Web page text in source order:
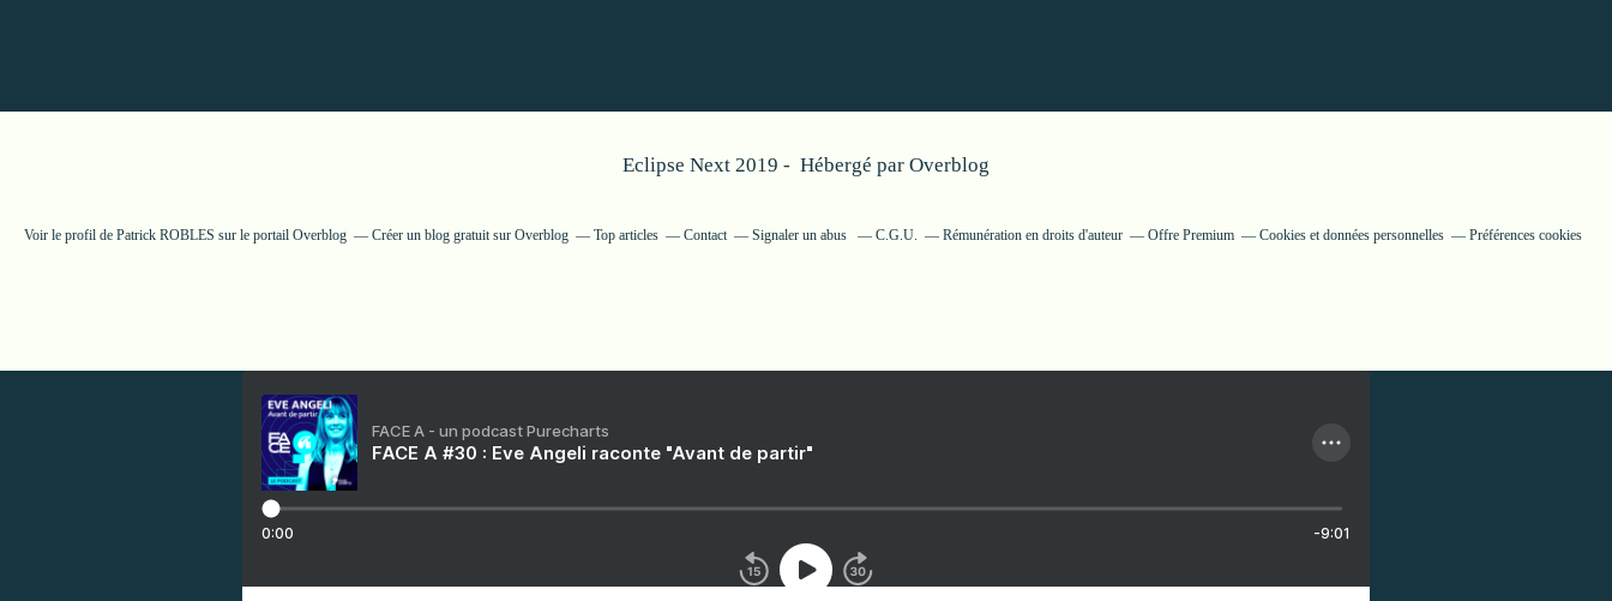
Eclipse Next 2019 - Hébergé par Overblog
Voir le profil de Patrick ROBLES sur le portail Overblog Créer un blog gratuit sur Overblog Top articles Contact Signaler un abus C.G.U. Rémunération en droits d'auteur Offre Premium Cookies et données personnelles Préférences cookies
FACE A - un podcast Purecharts
FACE A #30 : Eve Angeli raconte "Avant de partir"
0:00 -9:01